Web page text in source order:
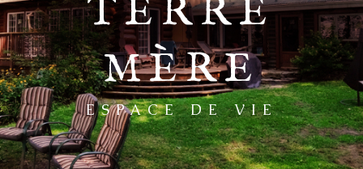
TERRE
MÈRE
ESPACE DE VIE